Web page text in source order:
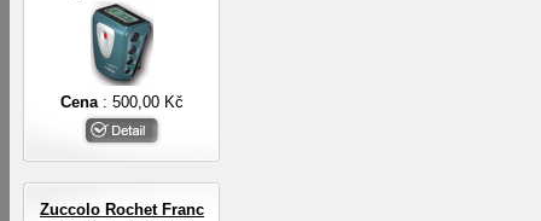
Cena : 500,00 Kč
Zuccolo Rochet Francie ZRC ROCHET